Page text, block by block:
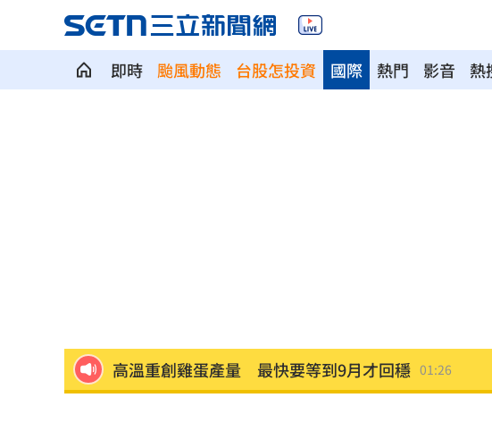
即時 颱風動態 台股怎投資 熱門 影音 熱
國際
高溫重創雞蛋產量 最快要等到9月才回穩 01:26